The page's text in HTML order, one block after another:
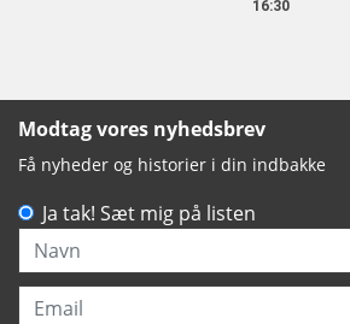
16:30
Modtag vores nyhedsbrev
Få nyheder og historier i din indbakke
Ja tak! Sæt mig på listen
Navn
Email